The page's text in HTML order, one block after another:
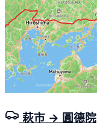
萩市 → 圓德院